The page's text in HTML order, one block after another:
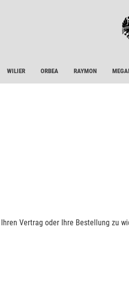
WILIER ORBEA RAYMON
Vertrag oder Ihre Bestellung zu